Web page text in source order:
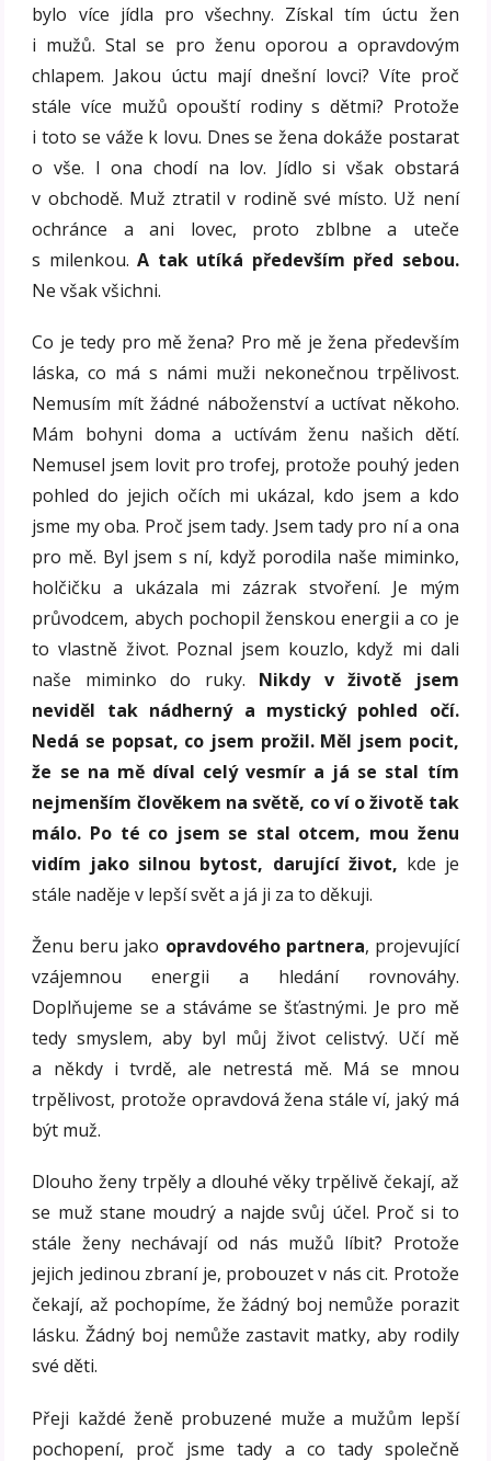
bylo více jídla pro všechny. Získal tím úctu žen
i mužů. Stal se pro ženu oporou a opravdovým
chlapem. Jakou úctu mají dnešní lovci? Víte proč
stále více mužů opouští rodiny s dětmi? Protože
i toto se váže k lovu. Dnes se žena dokáže postarat
o vše. I ona chodí na lov. Jídlo si však obstará
v obchodě. Muž ztratil v rodině své místo. Už není
ochránce a ani lovec, proto zblbne a uteče
s milenkou.A tak utíká především před sebou.
Ne však všichni.
Co je tedy pro mě žena? Pro mě je žena především
láska, co má s námi muži nekonečnou trpělivost.
Nemusím mít žádné náboženství a uctívat někoho.
Mám bohyni doma a uctívám ženu našich dětí.
Nemusel jsem lovit pro trofej, protože pouhý jeden
pohled do jejich očích mi ukázal, kdo jsem a kdo
jsme my oba. Proč jsem tady. Jsem tady pro ní a ona
pro mě. Byl jsem s ní, když porodila naše miminko,
holčičku a ukázala mi zázrak stvoření. Je mým
průvodcem, abych pochopil ženskou energii a co je
to vlastně život. Poznal jsem kouzlo, když mi dali
naše miminko do ruky. Nikdy v životě jsem
neviděl tak nádherný a mystický pohled očí.
Nedá se popsat, co jsem prožil. Měl jsem pocit,
že se na mě díval celý vesmír a já se stal tím
nejmenším člověkem na světě, co ví o životě tak
málo. Po té co jsem se stal otcem, mou ženu
vidím jako silnou bytost, darující život, kde je
stále naděje v lepší svět a já ji za to děkuji.
Ženu beru jako opravdového partnera, projevující
vzájemnou energii a hledání rovnováhy.
Doplňujeme se a stáváme se šťastnými. Je pro mě
tedy smyslem, aby byl můj život celistvý. Učí mě
a někdy i tvrdě, ale netrestá mě. Má se mnou
trpělivost, protože opravdová žena stále ví, jaký má
být muž.
Dlouho ženy trpěly a dlouhé věky trpělivě čekají, až
se muž stane moudrý a najde svůj účel. Proč si to
stále ženy nechávají od nás mužů líbit? Protože
jejich jedinou zbraní je, probouzet v nás cit. Protože
čekají, až pochopíme, že žádný boj nemůže porazit
lásku. Žádný boj nemůže zastavit matky, aby rodily
své děti.
Přeji každé ženě probuzené muže a mužům lepší
pochopení, proč jsme tady a co tady společně